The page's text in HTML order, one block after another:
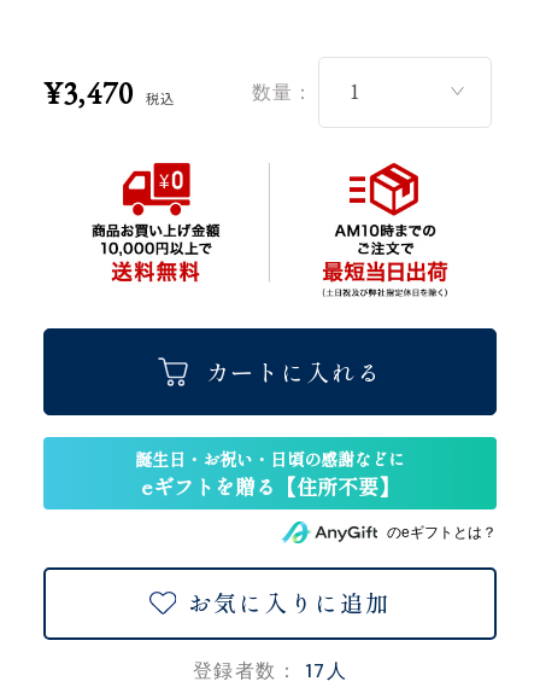
¥3,470 税込 数量：
カートに入れる
のeギフトとは？
お気に入りに追加
登録者数： 17人